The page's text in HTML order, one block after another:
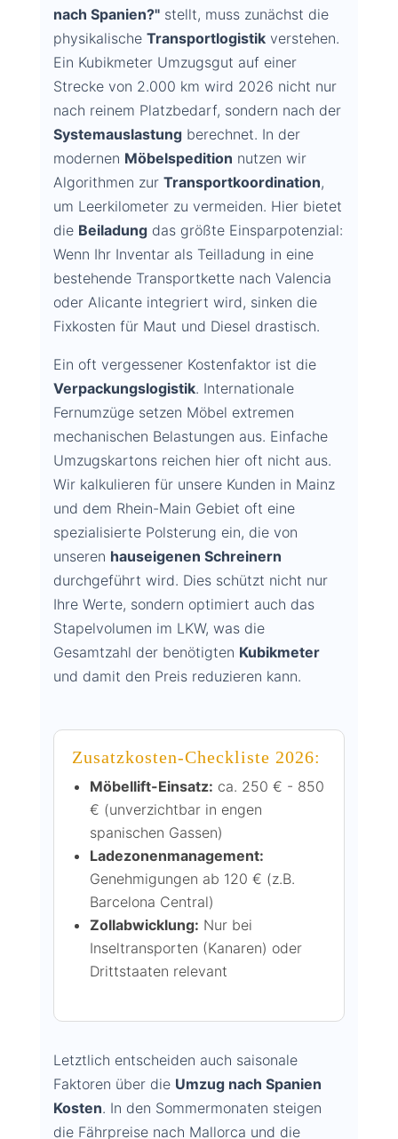
nach Spanien?"stellt, muss zunächst die
physikalische Transportlogistikverstehen.
Ein Kubikmeter Umzugsgut auf einer
Strecke von 2.000 km wird 2026 nicht nur
nach reinem Platzbedarf, sondern nach der
Systemauslastungberechnet. In der
modernen Möbelspedition nutzen wir
Algorithmen zur Transportkoordination,
um Leerkilometer zu vermeiden. Hier bietet
die Beiladungdas größte Einsparpotenzial:
Wenn Ihr Inventar als Teilladung in eine
bestehende Transportkette nach Valencia
oder Alicante integriert wird, sinken die
Fixkosten für Maut und Diesel drastisch.
Ein oft vergessener Kostenfaktor ist die
Verpackungslogistik. Internationale
Fernumzüge setzen Möbel extremen
mechanischen Belastungen aus. Einfache
Umzugskartons reichen hier oft nicht aus.
Wir kalkulieren für unsere Kunden in Mainz
und dem Rhein-Main Gebiet oft eine
spezialisierte Polsterung ein, die von
unseren hauseigenen Schreinern
durchgeführt wird. Dies schützt nicht nur
Ihre Werte, sondern optimiert auch das
Stapelvolumen im LKW, was die
Gesamtzahl der benötigten Kubikmeter
und damit den Preis reduzieren kann.
Zusatzkosten-Checkliste 2026:
Möbellift-Einsatz: ca. 250 € - 850
€ (unverzichtbar in engen
spanischen Gassen)
Ladezonenmanagement:
Genehmigungen ab 120 € (z.B.
Barcelona Central)
Zollabwicklung: Nur bei
Inseltransporten (Kanaren) oder
Drittstaaten relevant
Letztlich entscheiden auch saisonale
Faktoren über die Umzug nach Spanien
Kosten. In den Sommermonaten steigen
die Fährpreise nach Mallorca und die